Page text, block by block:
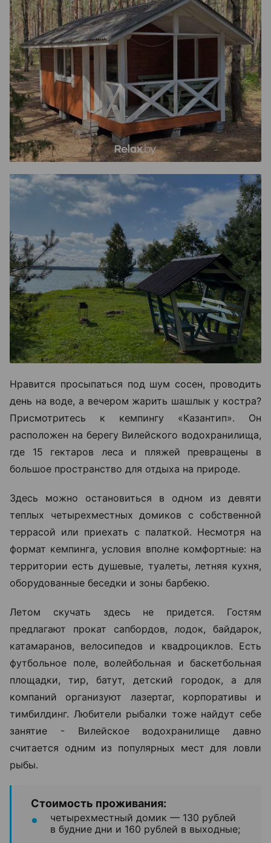
Нравится просыпаться под шум сосен, проводить
день на воде, а вечером жарить шашлык у костра?
Присмотритесь к кемпингу «Казантип». Он
расположен на берегу Вилейского водохранилища,
где 15 гектаров леса и пляжей превращены в
большое пространство для отдыха на природе.
Здесь можно остановиться в одном из девяти
теплых четырехместных домиков с собственной
террасой или приехать с палаткой. Несмотря на
формат кемпинга, условия вполне комфортные: на
территории есть душевые, туалеты, летняя кухня,
оборудованные беседки и зоны барбекю.
Летом скучать здесь не придется. Гостям
предлагают прокат сапбордов, лодок, байдарок,
катамаранов, велосипедов и квадроциклов. Есть
футбольное поле, волейбольная и баскетбольная
площадки, тир, батут, детский городок, а для
компаний организуют лазертаг, корпоративы и
тимбилдинг. Любители рыбалки тоже найдут себе
занятие - Вилейское водохранилище давно
считается одним из популярных мест для ловли
рыбы.
Стоимость проживания:
четырехместный домик — 130 рублей
в будние дни и 160 рублей в выходные;